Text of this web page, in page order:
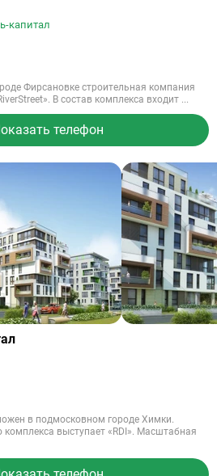
капитал
Фирсановке строительная компания
В состав комплекса входит ...
телефон
в подмосковном городе Химки.
выступает «RDI». Масштабная